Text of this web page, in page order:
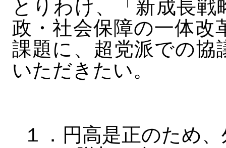
とりわけ、「新成長
政・社会保障の一体改
課題に、超党派での協
いただきたい。
１．円高是正のため